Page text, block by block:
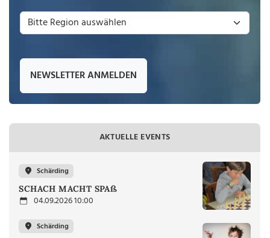
NEWSLETTER ANMELDEN
AKTUELLE EVENTS
Schärding
SCHACH MACHT SPAß
04.09.2026 10:00
Schärding